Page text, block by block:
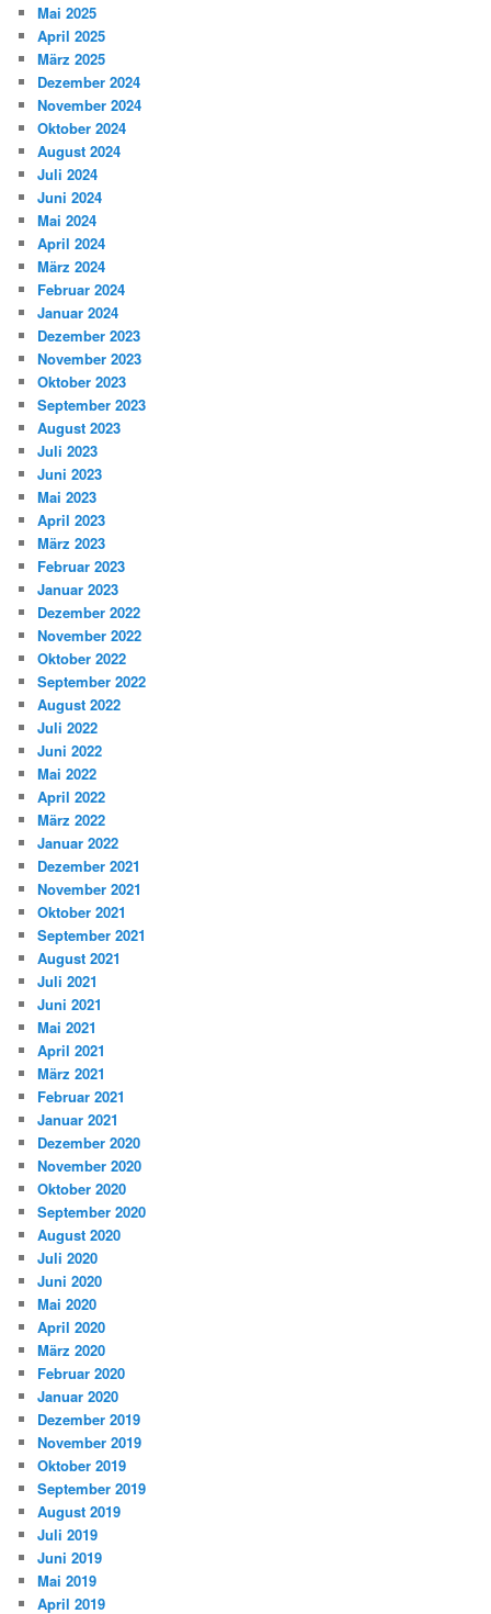
Mai 2025
April 2025
März 2025
Dezember 2024
November 2024
Oktober 2024
August 2024
Juli 2024
Juni 2024
Mai 2024
April 2024
März 2024
Februar 2024
Januar 2024
Dezember 2023
November 2023
Oktober 2023
September 2023
August 2023
Juli 2023
Juni 2023
Mai 2023
April 2023
März 2023
Februar 2023
Januar 2023
Dezember 2022
November 2022
Oktober 2022
September 2022
August 2022
Juli 2022
Juni 2022
Mai 2022
April 2022
März 2022
Januar 2022
Dezember 2021
November 2021
Oktober 2021
September 2021
August 2021
Juli 2021
Juni 2021
Mai 2021
April 2021
März 2021
Februar 2021
Januar 2021
Dezember 2020
November 2020
Oktober 2020
September 2020
August 2020
Juli 2020
Juni 2020
Mai 2020
April 2020
März 2020
Februar 2020
Januar 2020
Dezember 2019
November 2019
Oktober 2019
September 2019
August 2019
Juli 2019
Juni 2019
Mai 2019
April 2019